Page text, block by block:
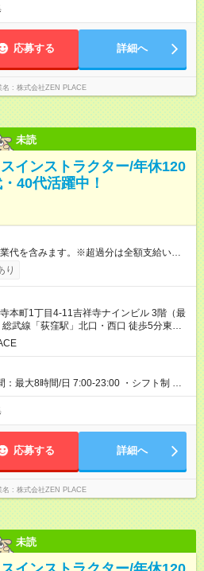
を含む 【試用期間】試用期間
：3ヶ月 雇用形態、給与は本採用時と同じ
応募する 詳細へ
名 株式会社ZEN PLACE
未読
インストラクター/年休120
40代活躍中！
代を含みます。※超過分は全額支給いたし
48,900円／月 みなし残業時間 30時間／月
代を含みます。（超過分は全額支給しま
３ヶ月あり（給与/労働時要件は同条件）
）出身入社年数：5年目 年代：30代
，000円（＝基本給×12か月＋賞与） 備
コース開発・プロダクト開発へ貢献 ■OL
年収：約5，560，000円（＝基本給×12か
業務など、グローバル事業への貢献手当
を含む 【試用期間】試用期間
：3ヶ月 雇用形態、給与は本採用時と同じ
り
本町1丁目4-11吉祥寺ナインビル 3階（最
武線「荻窪駅」北口・西口 徒歩5分東京
」2a・2b出口徒歩4分JR中央線、総武線
3分京王井の頭線「浜田山駅」徒歩3分JR
井の頭線「吉祥寺駅」北口徒歩1分＊全国
！転勤あり全国勤務型の募集です）
：最大8時間/日 7:00-23:00 ・シフト制 ※週
※実働8時間（休憩1時間）
応募する 詳細へ
名 株式会社ZEN PLACE
未読